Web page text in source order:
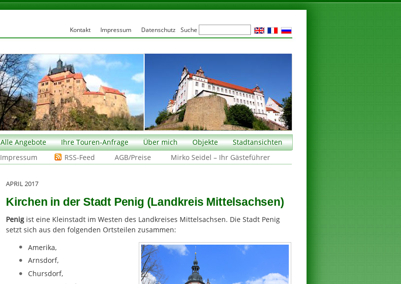
Alle Angebote Ihre Touren-Anfrage Über mich Objekte
Stadtansichten
Impressum RSS-Feed AGB/Preise Mirko Seidel – Ihr Gästeführer
APRIL 2017
Kirchen in der Stadt Penig (Landkreis Mittelsachsen)
Penig ist eine Kleinstadt im Westen des Landkreises Mittelsachsen. Die Stadt Penig
setzt sich aus den folgenden Ortsteilen zusammen:
Amerika,
Arnsdorf,
Chursdorf,
Kontakt Impressum Datenschutz Suche